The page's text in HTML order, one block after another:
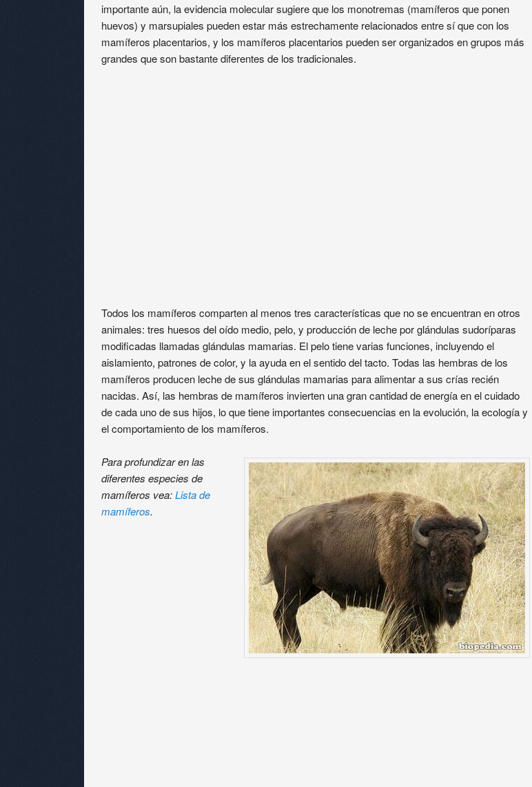
importante aún, la evidencia molecular sugiere que los monotremas (mamíferos que ponen
huevos) y marsupiales pueden estar más estrechamente relacionados entre sí que con los
mamíferos placentarios, y los mamíferos placentarios pueden ser organizados en grupos más
grandes que son bastante diferentes de los tradicionales.
Todos los mamíferos comparten al menos tres características que no se encuentran en otros
animales: tres huesos del oído medio, pelo, y producción de leche por glándulas sudoríparas
modificadas llamadas glándulas mamarias. El pelo tiene varias funciones, incluyendo el
aislamiento, patrones de color, y la ayuda en el sentido del tacto. Todas las hembras de los
mamíferos producen leche de sus glándulas mamarias para alimentar a sus crías recién
nacidas. Así, las hembras de mamíferos invierten una gran cantidad de energía en el cuidado
de cada uno de sus hijos, lo que tiene importantes consecuencias en la evolución, la ecología y
el comportamiento de los mamíferos.
Para profundizar en las
diferentes especies de
mamíferos vea:Lista de
mamíferos.